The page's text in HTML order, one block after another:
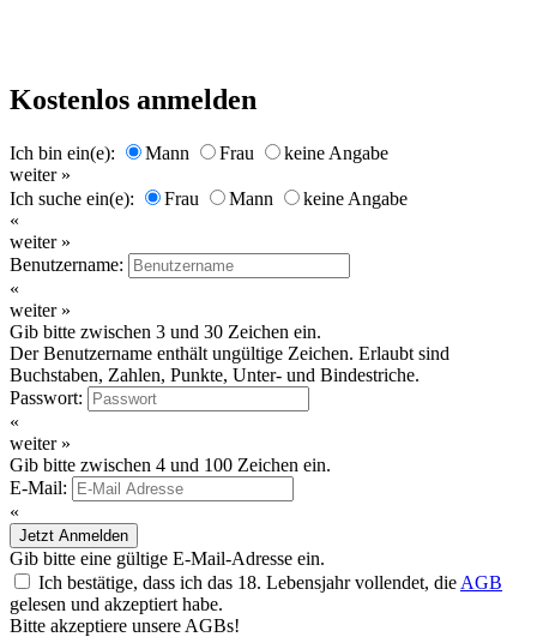
Kostenlos anmelden
Ich bin ein(e): Mann Frau
keine Angabe
weiter »
Ich suche ein(e):
Frau Mann
keine Angabe
«
weiter »
Benutzername:
«
weiter »
Gib bitte zwischen 3 und 30 Zeichen ein.
Der Benutzername enthält ungültige Zeichen. Erlaubt sind
Buchstaben, Zahlen, Punkte, Unter- und Bindestriche.
Passwort:
«
weiter »
Gib bitte zwischen 4 und 100 Zeichen ein.
E-Mail:
«
Jetzt Anmelden
Gib bitte eine gültige E-Mail-Adresse ein.
Ich bestätige, dass ich das 18. Lebensjahr vollendet, die AGB
gelesen und akzeptiert habe.
Bitte akzeptiere unsere AGBs!